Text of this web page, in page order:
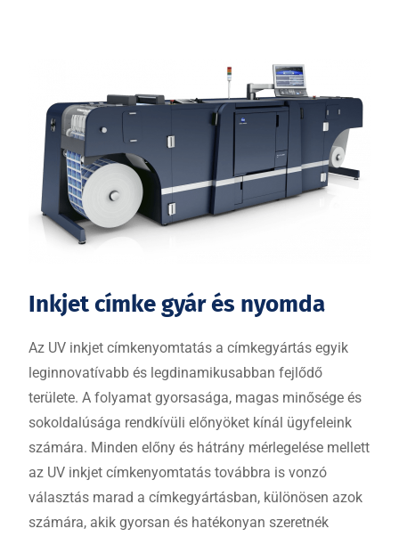
Inkjet címke gyár és nyomda
Az UV inkjet címkenyomtatás a címkegyártás egyik
leginnovatívabb és legdinamikusabban fejlődő
területe. A folyamat gyorsasága, magas minősége és
sokoldalúsága rendkívüli előnyöket kínál ügyfeleink
számára. Minden előny és hátrány mérlegelése mellett
az UV inkjet címkenyomtatás továbbra is vonzó
választás marad a címkegyártásban, különösen azok
számára, akik gyorsan és hatékonyan szeretnék